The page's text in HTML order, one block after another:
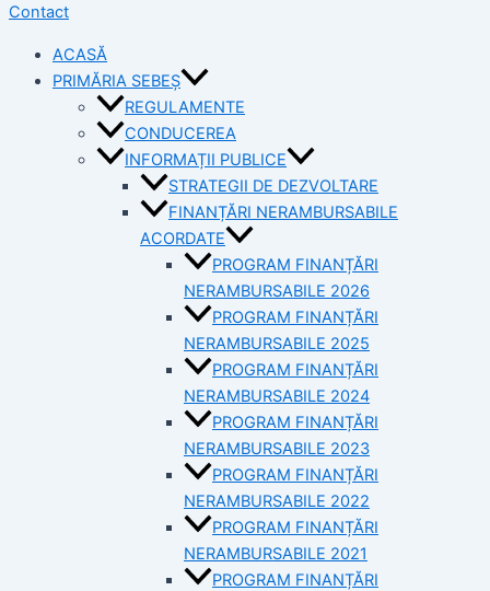
Contact
ACASĂ
PRIMĂRIA SEBEȘ
REGULAMENTE
CONDUCEREA
INFORMAȚII PUBLICE
STRATEGII DE DEZVOLTARE
FINANȚĂRI NERAMBURSABILE
ACORDATE
PROGRAM FINANȚĂRI
NERAMBURSABILE 2026
PROGRAM FINANȚĂRI
NERAMBURSABILE 2025
PROGRAM FINANȚĂRI
NERAMBURSABILE 2024
PROGRAM FINANȚĂRI
NERAMBURSABILE 2023
PROGRAM FINANȚĂRI
NERAMBURSABILE 2022
PROGRAM FINANȚĂRI
NERAMBURSABILE 2021
PROGRAM FINANȚĂRI